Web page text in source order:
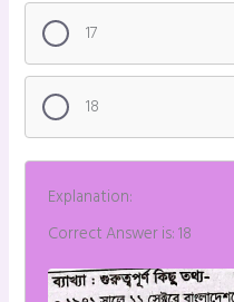
17
18
Explanation:
Correct Answer is: 18